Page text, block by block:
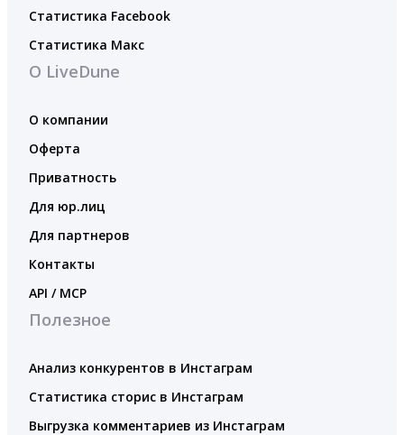
Статистика Facebook
Статистика Макс
О LiveDune
О компании
Оферта
Приватность
Для юр.лиц
Для партнеров
Контакты
API / MCP
Полезное
Анализ конкурентов в Инстаграм
Статистика сторис в Инстаграм
Выгрузка комментариев из Инстаграм